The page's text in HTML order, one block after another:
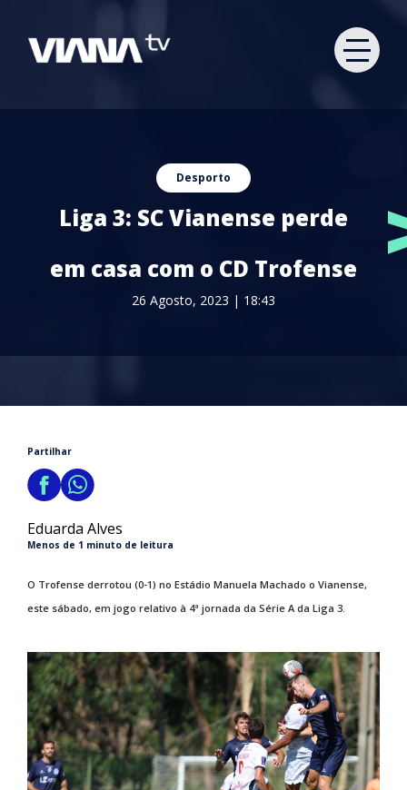
Desporto
Liga 3: SC Vianense perde
em casa com o CD Trofense
26 Agosto, 2023 | 18:43
Partilhar
Eduarda Alves
Menos de 1 minuto de leitura
O Trofense derrotou (0-1) no Estádio Manuela Machado o Vianense,
este sábado, em jogo relativo à 4ª jornada da Série A da Liga 3.